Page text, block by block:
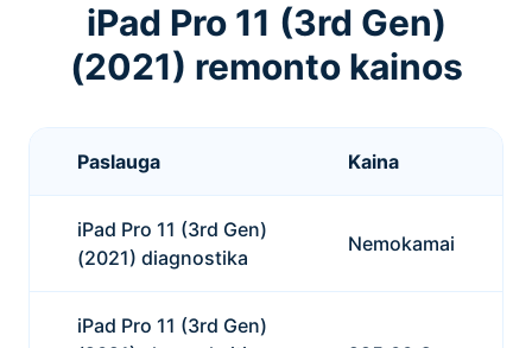
iPad Pro 11 (3rd Gen)
(2021) remonto kainos
Paslauga Kaina
iPad Pro 11 (3rd Gen)
(2021) diagnostika
Nemokamai
iPad Pro 11 (3rd Gen)